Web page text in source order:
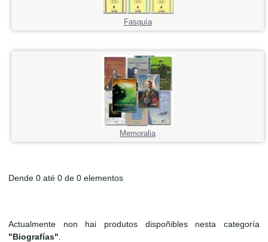
Fasquía
Memoralia
Dende 0 até 0 de 0 elementos
Actualmente non hai produtos dispoñibles nesta categoría
"Biografías"